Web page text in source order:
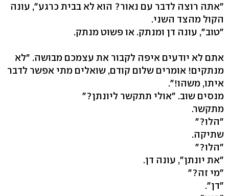
"אתה רוצה לדבר עם נאור? הוא לא בבית כרגע", עונה
הקול מהצד השני.
"טוב", עונה דן ומנתק. או פשוט מנתק.
אתם לא יודעים איפה לקבור את עצמכם מבושה. "לא
מנתקים! אומרים שלום קודם, שואלים מתי אפשר לדבר
איתו, משהו!".
מנסים שוב. "אולי תתקשר ליונתן?"
מתקשר.
"הלו?"
שתיקה.
"הלו?"
"את יונתן", עונה דן.
"מי זה?"
"דן".